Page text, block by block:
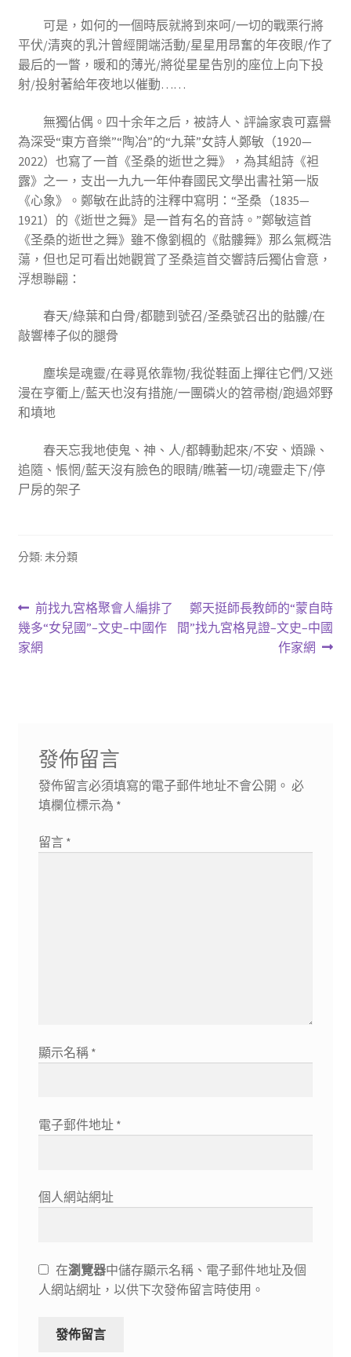
可是，如何的一個時辰就將到來呵/一切的戰栗行將
平伏/清爽的乳汁曾經開端活動/星星用昂奮的年夜眼/作了
最后的一瞥，暖和的薄光/將從星星告別的座位上向下投
射/投射著給年夜地以催動……
無獨佔偶。四十余年之后，被詩人、評論家袁可嘉譽
為深受“東方音樂”“陶冶”的“九葉”女詩人鄭敏（1920—
2022）也寫了一首《圣桑的逝世之舞》，為其組詩《袒
露》之一，支出一九九一年仲春國民文學出書社第一版
《心象》。鄭敏在此詩的注釋中寫明：“圣桑（1835—
1921）的《逝世之舞》是一首有名的音詩。”鄭敏這首
《圣桑的逝世之舞》雖不像劉楓的《骷髏舞》那么氣概浩
蕩，但也足可看出她觀賞了圣桑這首交響詩后獨佔會意，
浮想聯翩：
春天/綠葉和白骨/都聽到號召/圣桑號召出的骷髏/在
敲響棒子似的腿骨
塵埃是魂靈/在尋覓依靠物/我從鞋面上撣往它們/又迷
漫在亨衢上/藍天也沒有措施/一團磷火的笤帚樹/跑過郊野
和墳地
春天忘我地使鬼、神、人/都轉動起來/不安、煩躁、
追隨、悵惘/藍天沒有臉色的眼睛/瞧著一切/魂靈走下/停
尸房的架子
分類: 未分類
文
章
上
一
篇
前找九宮格聚會人編排了
幾多“女兒國”–文史–中國作
家網
下
一
鄭天挺師長教師的“蒙自時
間”找九宮格見證–文史–中國
作家網
發佈留言
發佈留言必須填寫的電子郵件地址不會公開。 必
填欄位標示為 *
留言 *
顯示名稱 *
電子郵件地址 *
個人網站網址
在瀏覽器中儲存顯示名稱、電子郵件地址及個
人網站網址，以供下次發佈留言時使用。